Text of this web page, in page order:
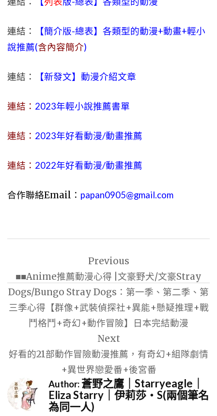
連結：
【簡介版-總表】各類型的動漫+動畫+輕小
說推薦(含內容簡介)
連結： 【新發文】動漫介紹文章
連結： 2023年輕小說推薦書單
連結： 2023年好看動漫/動畫推薦
連結： 2022年好看動漫/動畫推薦
合作聯絡Email： papan0905@gmail.com
導
覽
Previous
■■Anime推薦動漫心得 |文豪野犬/文豪Stray
Dogs/Bungo Stray Dogs：第一季、第二季、第
三季心得【群像+武裝偵探社+異能+懸疑推理+戰
鬥格鬥+奇幻+動作冒險】日本完結動漫
Next
好看的21部動作冒險動漫推薦，有奇幻+組隊劇情
+異世界戀愛番+後宮番
Author:蒼野之鷹｜Starryeagle｜
Eliza Starry｜伊莉莎・S(兩個筆名
為同一人)